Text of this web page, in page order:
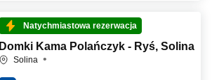
Natychmiastowa rezerwacja
Domki Kama Polańczyk - Ryś, Solina
Solina